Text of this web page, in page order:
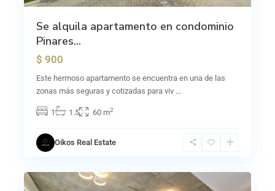
Se alquila apartamento en condominio
Pinares...
$ 900
Este hermoso apartamento se encuentra en una de las
zonas más seguras y cotizadas para viv ...
1 1.5 60 m2
Oikos Real Estate